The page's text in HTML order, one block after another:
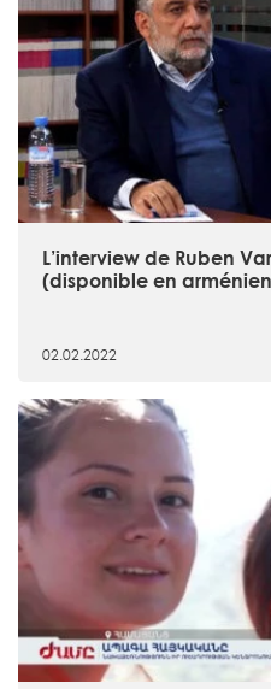
L’interview de Ruben
(disponible en
02.02.2022